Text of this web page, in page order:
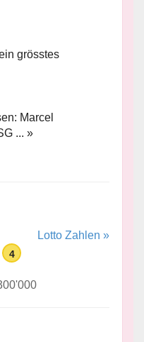
grösstes
Marcel
... »
Lotto Zahlen »
4